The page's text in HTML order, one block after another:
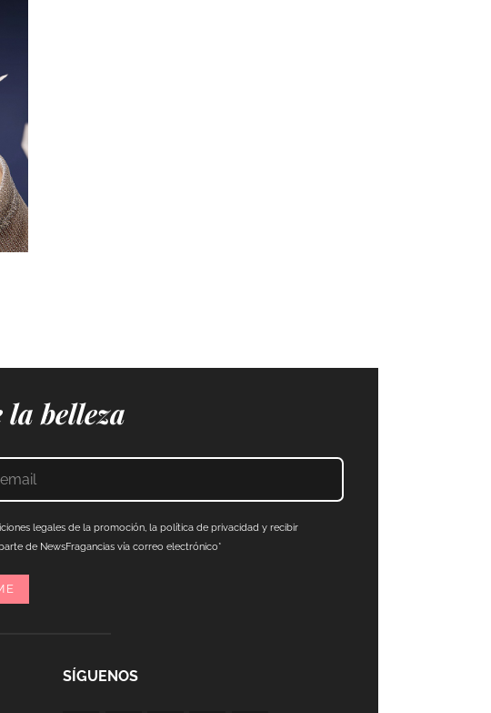
belleza
legales de la promoción, la política de privacidad y recibir
de NewsFragancias vía correo electrónico*
SÍGUENOS